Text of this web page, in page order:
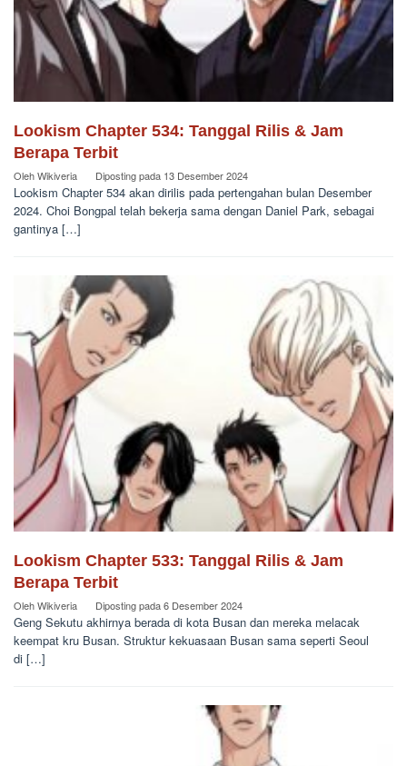
Lookism Chapter 534: Tanggal Rilis & Jam
Berapa Terbit
OlehWikiveria Diposting pada 13 Desember 2024
Lookism Chapter 534 akan dirilis pada pertengahan bulan Desember
2024. Choi Bongpal telah bekerja sama dengan Daniel Park, sebagai
gantinya […]
Lookism Chapter 533: Tanggal Rilis & Jam
Berapa Terbit
OlehWikiveria Diposting pada6 Desember 2024
Geng Sekutu akhirnya berada di kota Busan dan mereka melacak
keempat kru Busan. Struktur kekuasaan Busan sama seperti Seoul
di […]